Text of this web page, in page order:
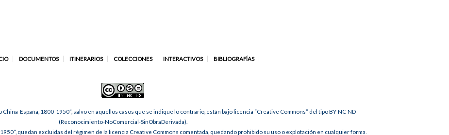
DOCUMENTOS ITINERARIOS COLECCIONES INTERACTIVOS BIBLIOGRAFÍAS
España, 1800-1950”, salvo en aquellos casos que se indique lo contrario, están bajo licencia “Creative Commons” del tipo BY-NC-ND
(Reconocimiento-NoComercial-SinObraDerivada).
quedan excluidas del régimen de la licencia Creative Commons comentada, quedando prohibido su uso o explotación en cualquier forma.